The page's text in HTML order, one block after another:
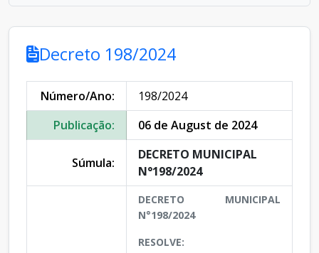
Decreto 198/2024
Número/Ano:
198/2024
Publicação:
06 de August de 2024
Súmula:
DECRETO MUNICIPAL
N°198/2024
DECRETO MUNICIPAL
N°198/2024
RESOLVE: